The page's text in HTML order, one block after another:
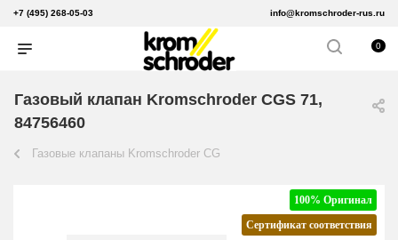
+7 (495) 268-05-03 info@kromschroder-rus.ru
0
Газовый клапан Kromschroder CGS 71,
84756460
Газовые клапаны Kromschroder CG
100% Оригинал
Сертификат соответствия